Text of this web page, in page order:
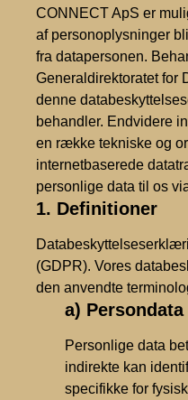
CONNECT ApS er
af personoplysninger
fra datapersonen.
Generaldirektoratet for
denne
behandler. Endvidere
en række tekniske og
internetbaserede
personlige data til os
1. Definitioner
(GDPR). Vores
den anvendte
a) Persondata
Personlige data
indirekte kan
specifikke for